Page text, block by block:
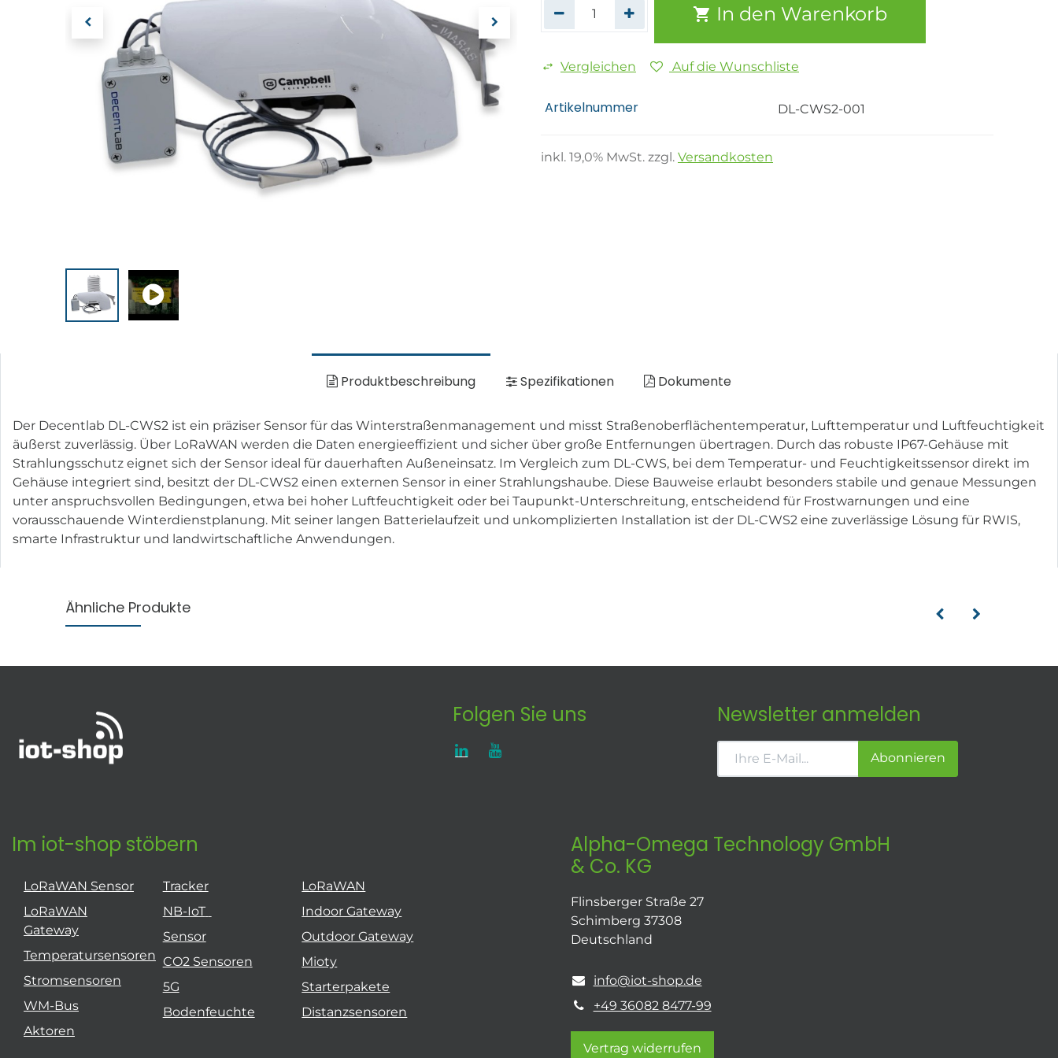
In den Warenkorb
Vergleichen Auf die Wunschliste
Artikelnummer DL-CWS2-001
inkl. 19,0% MwSt. zzgl. Versandkosten
Produktbeschreibung Spezifikationen Dokumente
Der Decentlab DL-CWS2 ist ein präziser Sensor für das Winterstraßenmanagement und misst Straßenoberflächentemperatur, Lufttemperatur und Luftfeuchtigkeit
äußerst zuverlässig. Über LoRaWAN werden die Daten energieeffizient und sicher über große Entfernungen übertragen. Durch das robuste IP67-Gehäuse mit
Strahlungsschutz eignet sich der Sensor ideal für dauerhaften Außeneinsatz. Im Vergleich zum DL-CWS, bei dem Temperatur- und Feuchtigkeitssensor direkt im
Gehäuse integriert sind, besitzt der DL-CWS2 einen externen Sensor in einer Strahlungshaube. Diese Bauweise erlaubt besonders stabile und genaue Messungen
unter anspruchsvollen Bedingungen, etwa bei hoher Luftfeuchtigkeit oder bei Taupunkt-Unterschreitung, entscheidend für Frostwarnungen und eine
vorausschauende Winterdienstplanung. Mit seiner langen Batterielaufzeit und unkomplizierten Installation ist der DL-CWS2 eine zuverlässige Lösung für RWIS,
smarte Infrastruktur und landwirtschaftliche Anwendungen.
Ähnliche Produkte
Folgen Sie uns Newsletter anmelden
Abonnieren
Im iot-shop stöbern
LoRaWAN Sensor
LoRaWAN
Gateway
Temperatursensoren
Stromsensoren
WM-Bus
Aktoren
Tracker
NB-IoT
Sensor
CO2 Sensoren
5G
Bodenfeuchte
LoRaWAN
Indoor Gateway
Outdoor Gateway
Mioty
Starterpakete
Distanzsensoren
Alpha-Omega Technology GmbH
& Co. KG
Flinsberger Straße 27
Schimberg 37308
Deutschland
info@iot-shop.de
+49 36082 8477-99
Vertrag widerrufen